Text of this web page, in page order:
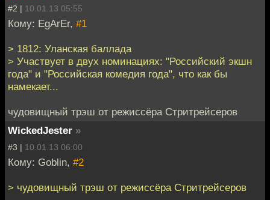
#2 | 10.01.13 05:55
Кому: EgArEr, #1
> 1812: Уланская баллада
> Участвует в двух номинациях: "Российский экшн
года" и "Российская комедия года", что как бы
намекает...
чудовищный трэш от режиссёра Стритрейсеров
WickedJester »
#3 | 10.01.13 06:00
Кому: Goblin, #2
> чудовищный трэш от режиссёра Стритрейсеров